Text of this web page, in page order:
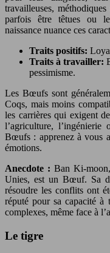
travailleuses,
parfois être têtues ou
naissance nuance ces
Traits positifs:
Traits à travailler:
pessimisme.
Les Bœufs sont
Coqs, mais moins
les carrières qui exigent
l’agriculture,
Bœufs : apprenez à vous
émotions.
Anecdote : Ban Ki-
Unies, est un Bœuf. Sa
résoudre les conflits ont
réputé pour sa capacité à
complexes, même face à
Le tigre